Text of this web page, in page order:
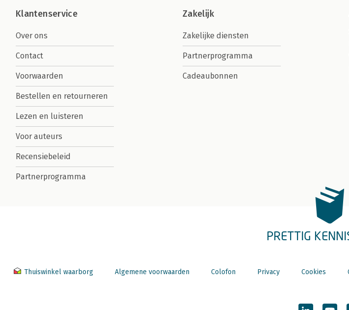
Klantenservice
Over ons
Contact
Voorwaarden
Bestellen en retourneren
Lezen en luisteren
Voor auteurs
Recensiebeleid
Partnerprogramma
Zakelijk
Zakelijke diensten
Partnerprogramma
Cadeaubonnen
PRETTIG
Thuiswinkel waarborg Algemene voorwaarden Colofon Privacy Cookies